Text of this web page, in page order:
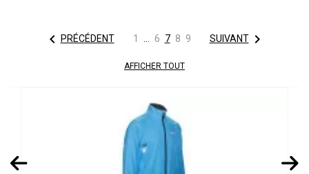
PRÉCÉDENT 1 6 7 8 9 SUIVANT
AFFICHER TOUT